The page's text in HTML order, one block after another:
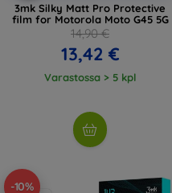
3mk Silky Matt Pro Protective
film for Motorola Moto G45 5G
14,90 €
13,42 €
Varastossa > 5 kpl
-10%